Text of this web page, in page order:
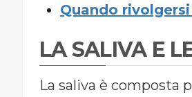
Quando
LA SALIVA E
La saliva è composta